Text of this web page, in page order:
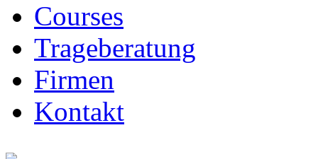
Courses
Trageberatung
Firmen
Kontakt